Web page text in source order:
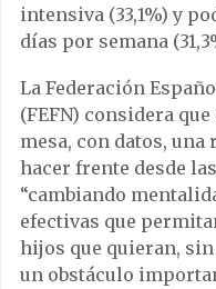
intensiva (33,1%) y
días por semana
La Federación
(FEFN) considera
mesa, con datos, una
hacer frente desde
“cambiando
efectivas que
hijos que quieran,
un obstáculo